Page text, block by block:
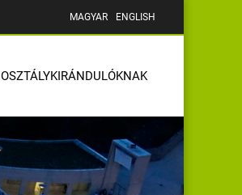
MAGYAR ENGLISH
OSZTÁLYKIRÁNDULÓKNAK